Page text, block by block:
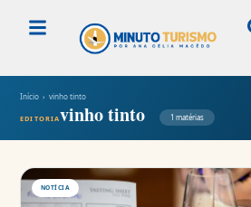
Início › vinho tinto
EDITORIAvinho tinto 1 matérias
NOTÍCIA